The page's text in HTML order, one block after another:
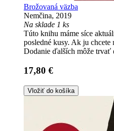
Brožovaná väzba
Nemčina, 2019
Na sklade 1 ks
Túto knihu máme síce
posledné kusy. Ak ju
Dodanie ďalších môže trvať
17,80 €
Vložiť do košíka